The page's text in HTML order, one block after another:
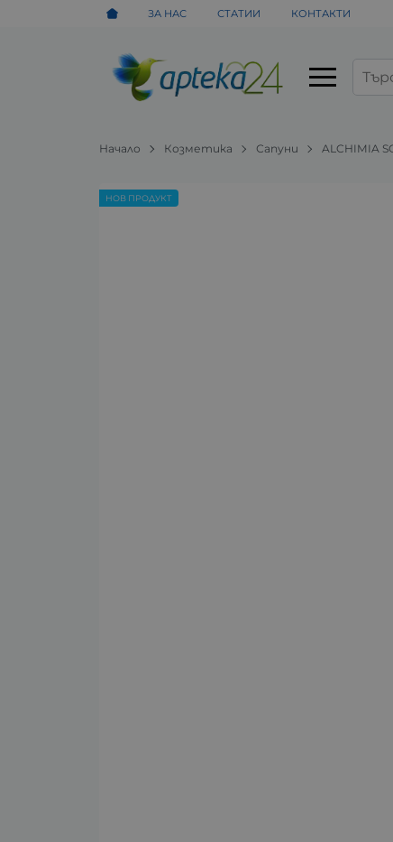
ЗА НАС СТАТИИ КОНТАКТИ
Начало Козметика Сапуни ALCHIMIA
НОВ ПРОДУКТ